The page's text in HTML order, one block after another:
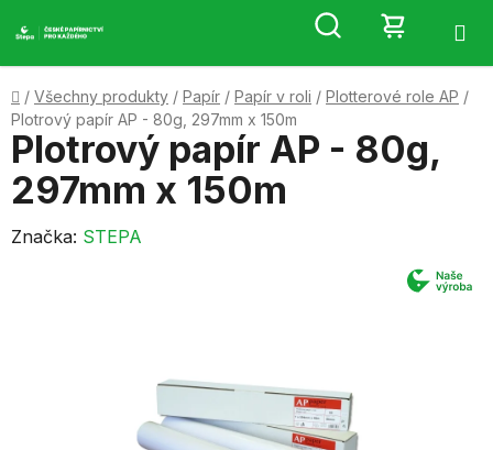
na
Hledat
KOŠÍK
Domů
/ Všechny produkty / Papír / Papír v roli / Plotterové role AP /
Plotrový papír AP - 80g, 297mm x 150m
Plotrový papír AP - 80g,
297mm x 150m
Značka: STEPA